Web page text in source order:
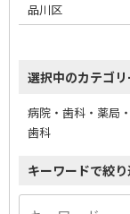
品川区
選択中のカテゴリ
病院・歯科・薬局
歯科
キーワードで絞